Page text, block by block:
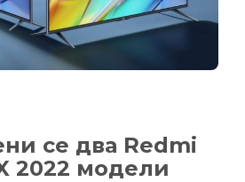
се два Redmi
2022 модели